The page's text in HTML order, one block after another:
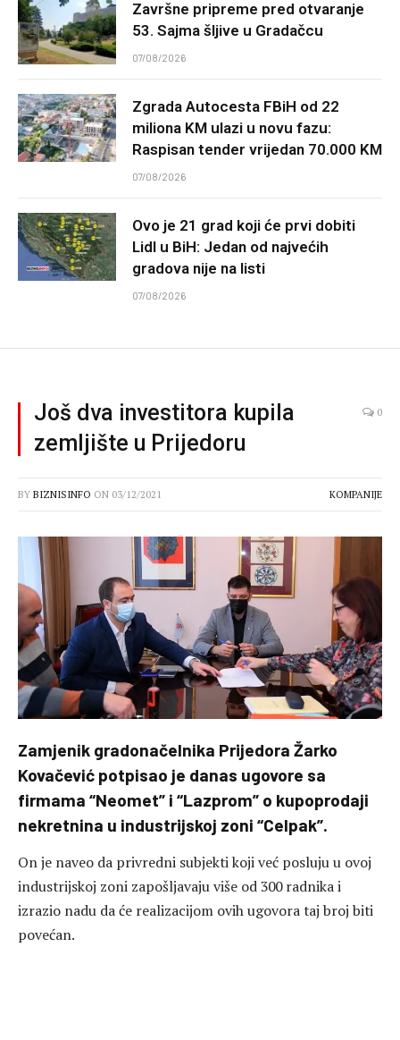
Završne pripreme pred otvaranje
53. Sajma šljive u Gradačcu
07/08/2026
Zgrada Autocesta FBiH od 22
miliona KM ulazi u novu fazu:
Raspisan tender vrijedan 70.000 KM
07/08/2026
Ovo je 21 grad koji će prvi dobiti
Lidl u BiH: Jedan od najvećih
gradova nije na listi
07/08/2026
Još dva investitora kupila
zemljište u Prijedoru
0
BY BIZNISINFO ON 03/12/2021 KOMPANIJE
Zamjenik gradonačelnika Prijedora Žarko
Kovačević potpisao je danas ugovore sa
firmama “Neomet” i “Lazprom” o kupoprodaji
nekretnina u industrijskoj zoni “Celpak”.
On je naveo da privredni subjekti koji već posluju u ovoj
industrijskoj zoni zapošljavaju više od 300 radnika i
izrazio nadu da će realizacijom ovih ugovora taj broj biti
povećan.